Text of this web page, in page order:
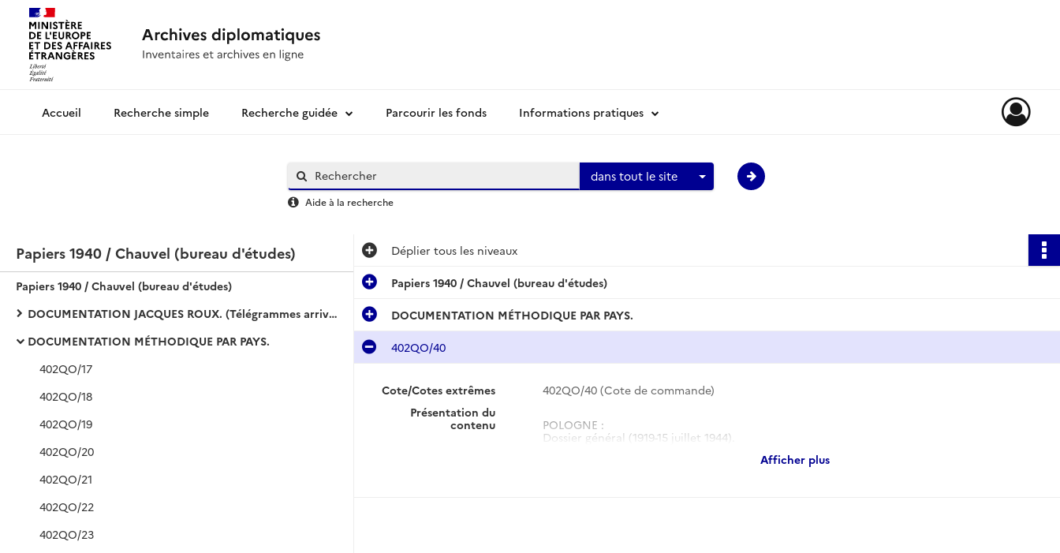
Archives diplomatiquesRecherche simple Recherche guidée Parcourir les fonds Informations pratiques
dans tout le site
Aide à la recherche
Papiers 1940 / Chauvel (bureau d'études)
Papiers 1940 / Chauvel (bureau d'études)
DOCUMENTATION JACQUES ROUX. (Télégrammes arrivée-départ de Vichy).
DOCUMENTATION MÉTHODIQUE PAR PAYS.
402QO/17
402QO/18
402QO/19
402QO/20
402QO/21
402QO/22
402QO/23
Déplier tous les niveaux
Papiers 1940 / Chauvel (bureau d'études)
DOCUMENTATION MÉTHODIQUE PAR PAYS.
402QO/40
Cote/Cotes extrêmes
402QO/40 (Cote de commande)
Présentation du
contenu
POLOGNE :
Dossier général (1919-15 juillet 1944).
Dossier général (20 novembre 1940-juin 1944).Afficher plus